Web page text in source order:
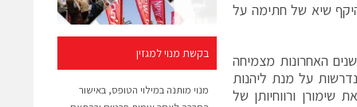
בקשת מנוי למגזין
מנוי מותנה במילוי הטופס, באישור
שיא של חתימה על
האחרונות מצמיחה
הנדרשות על מנת ליהנות
ורווחיותן של